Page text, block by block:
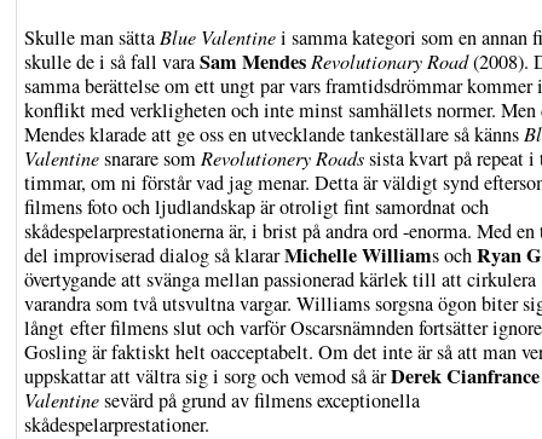
Skulle man sätta Blue Valentinei samma kategori som en annan
skulle de i så fall varaSam Mendes Revolutionary Road(2008).
samma berättelse om ett ungt par vars framtidsdrömmar kommer i
konflikt med verkligheten och inte minst samhällets normer. Men
Mendes klarade att ge oss en utvecklande tankeställare så känns
Valentinesnarare som Revolutionery Roadssista kvart på repeat i
timmar, om ni förstår vad jag menar. Detta är väldigt synd
filmens foto och ljudlandskap är otroligt fint samordnat och
skådespelarprestationerna är, i brist på andra ord -enorma. Med
del improviserad dialog så klararMichelle Williams ochRyan
övertygande att svänga mellan passionerad kärlek till att
varandra som två utsvultna vargar. Williams sorgsna ögon biter
långt efter filmens slut och varför Oscarsnämnden fortsätter
Gosling är faktiskt helt oacceptabelt. Om det inte är så att man
uppskattar att vältra sig i sorg och vemod så ärDerek Cianfrance
Valentinesevärd på grund av filmens exceptionella
skådespelarprestationer.